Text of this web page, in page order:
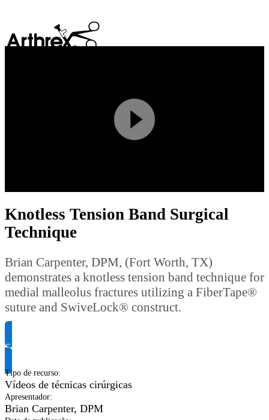
Play
Video
Knotless Tension Band Surgical
Technique
Brian Carpenter, DPM, (Fort Worth, TX)
demonstrates a knotless tension band technique for
medial malleolus fractures utilizing a FiberTape®
suture and SwiveLock® construct.
Solicite informação do produto
Tipo de recurso:
Vídeos de técnicas cirúrgicas
Apresentador:
Brian Carpenter, DPM